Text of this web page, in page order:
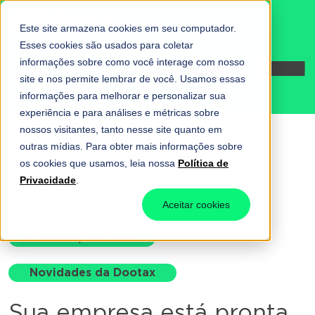
Este site armazena cookies em seu computador.
Esses cookies são usados para coletar
informações sobre como você interage com nosso
site e nos permite lembrar de você. Usamos essas
informações para melhorar e personalizar sua
experiência e para análises e métricas sobre
nossos visitantes, tanto nesse site quanto em
outras mídias. Para obter mais informações sobre
os cookies que usamos, leia nossa Política de
Privacidade
Aceitar cookies
Fale conosco
Home-Automação Fiscal-Sua empresa está
pronta para a Black Friday?
Automação Fiscal
Novidades da Dootax